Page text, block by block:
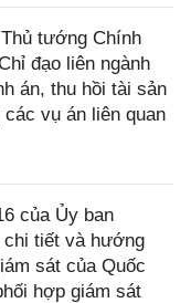
tướng Chính
đạo liên ngành
án, thu hồi tài sản
vụ án liên quan
của Ủy ban
chi tiết và hướng
sát của Quốc
hợp giám sát